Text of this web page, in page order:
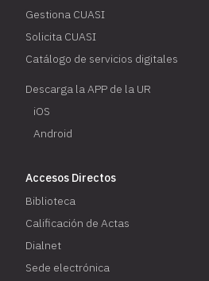
Gestiona CUASI
Solicita CUASI
Catálogo de servicios digitales
Descarga la APP de la UR
iOS
Android
Accesos Directos
Biblioteca
Calificación de Actas
Dialnet
Sede electrónica